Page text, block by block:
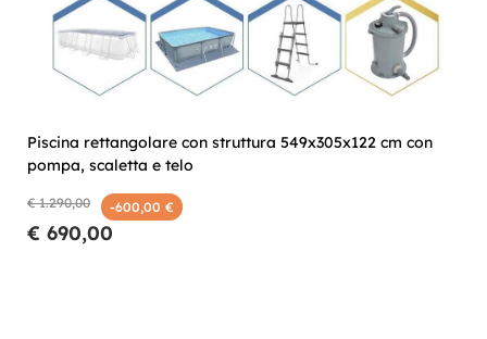
Piscina rettangolare con struttura 549x305x122 cm con
pompa, scaletta e telo
€ 1.290,00 -600,00 €
€ 690,00